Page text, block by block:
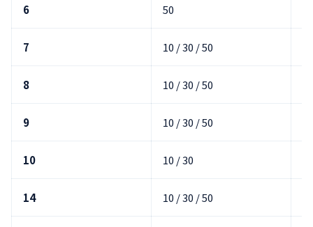
6 50
7 10 / 30 / 50
8 10 / 30 / 50
9 10 / 30 / 50
10 10 / 30
14 10 / 30 / 50